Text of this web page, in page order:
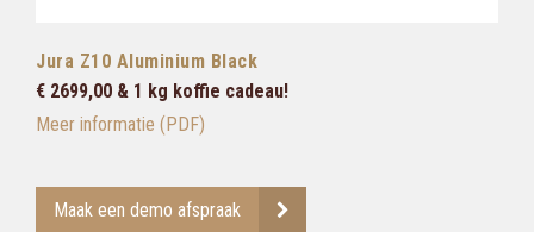
Jura Z10 Aluminium Black
€ 2699,00 & 1 kg koffie cadeau!
Meer informatie (PDF)
Maak een demo afspraak